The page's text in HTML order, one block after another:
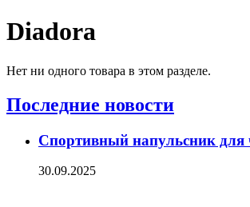
Diadora
Нет ни одного товара в этом разделе.
Последние новости
Спортивный напульсник для
30.09.2025